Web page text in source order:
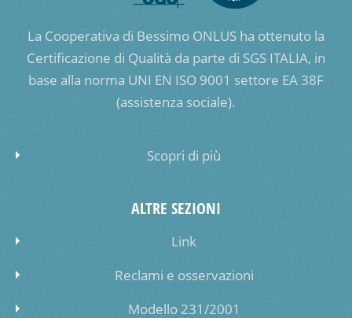
La Cooperativa di Bessimo ONLUS ha ottenuto la
Certificazione di Qualità da parte di SGS ITALIA, in
base alla norma UNI EN ISO 9001 settore EA 38F
(assistenza sociale).
Scopri di più
ALTRE SEZIONI
Link
Reclami e osservazioni
Modello 231/2001